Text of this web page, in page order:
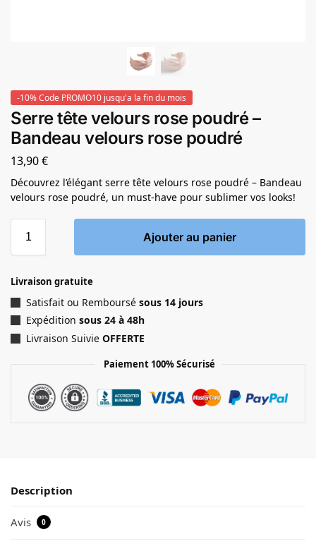
-10% Code PROMO10 jusqu'a la fin du mois
Serre tête velours rose poudré –
Bandeau velours rose poudré
13,90€
Découvrez l’élégant serre tête velours rose poudré – Bandeau
velours rose poudré, un must-have pour sublimer vos looks!
Ajouter au panier
Livraison gratuite
Satisfait ou Remboursé sous 14 jours
Expédition sous 24 à 48h
Livraison Suivie OFFERTE
Paiement 100% Sécurisé
Description
Avis 0